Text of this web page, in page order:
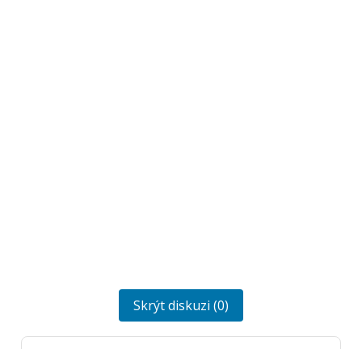
Skrýt diskuzi (0)